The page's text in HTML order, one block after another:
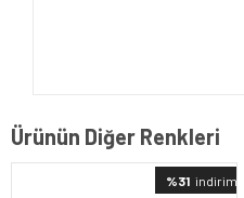
Ürünün Diğer Renkleri
%31 indirimli